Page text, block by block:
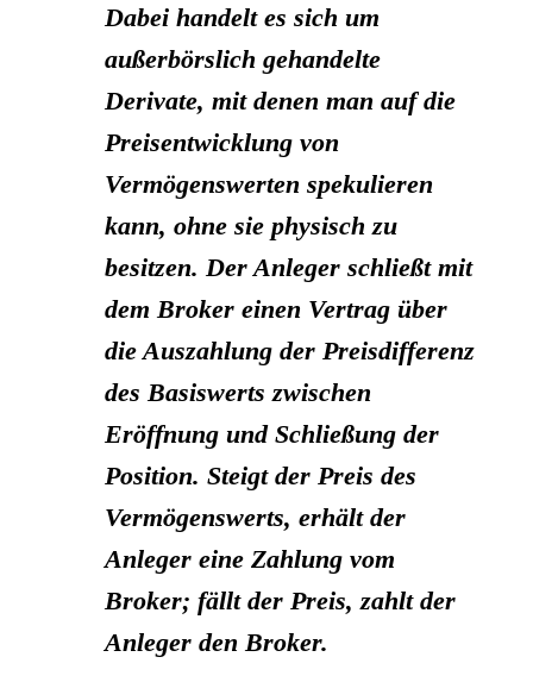
Dabei handelt es sich um
außerbörslich gehandelte
Derivate, mit denen man auf die
Preisentwicklung von
Vermögenswerten spekulieren
kann, ohne sie physisch zu
besitzen. Der Anleger schließt mit
dem Broker einen Vertrag über
die Auszahlung der Preisdifferenz
des Basiswerts zwischen
Eröffnung und Schließung der
Position. Steigt der Preis des
Vermögenswerts, erhält der
Anleger eine Zahlung vom
Broker; fällt der Preis, zahlt der
Anleger den Broker.